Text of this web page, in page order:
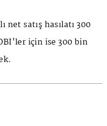
net satış hasılatı 300
için ise 300 bin